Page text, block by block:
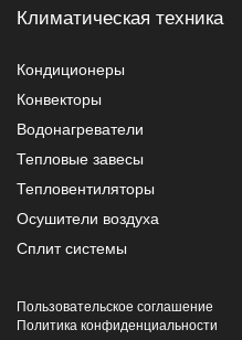
Климатическая техника
Кондиционеры
Конвекторы
Водонагреватели
Тепловые завесы
Тепловентиляторы
Осушители воздуха
Сплит системы
Пользовательское соглашение
Политика конфиденциальности